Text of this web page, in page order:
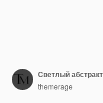
themerage